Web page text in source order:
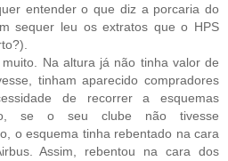
entender o que diz a porcaria do
sequer leu os extratos que o HPS
Na altura já não tinha valor de
tinham aparecido compradores
de recorrer a esquemas
se o seu clube não tivesse
o esquema tinha rebentado na cara
Assim, rebentou na cara dos